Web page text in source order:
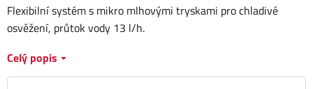
Flexibilní systém s mikro mlhovými tryskami pro chladivé
osvěžení, průtok vody 13 l/h.
Celý popis